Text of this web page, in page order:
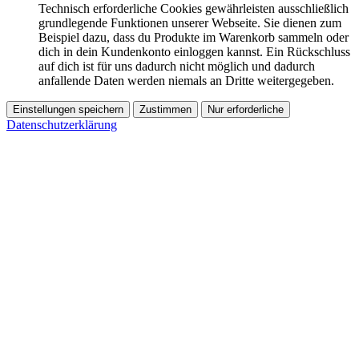
Technisch erforderliche Cookies gewährleisten ausschließlich
grundlegende Funktionen unserer Webseite. Sie dienen zum
Beispiel dazu, dass du Produkte im Warenkorb sammeln oder
dich in dein Kundenkonto einloggen kannst. Ein Rückschluss
auf dich ist für uns dadurch nicht möglich und dadurch
anfallende Daten werden niemals an Dritte weitergegeben.
Einstellungen speichern Zustimmen Nur erforderliche
Datenschutzerklärung